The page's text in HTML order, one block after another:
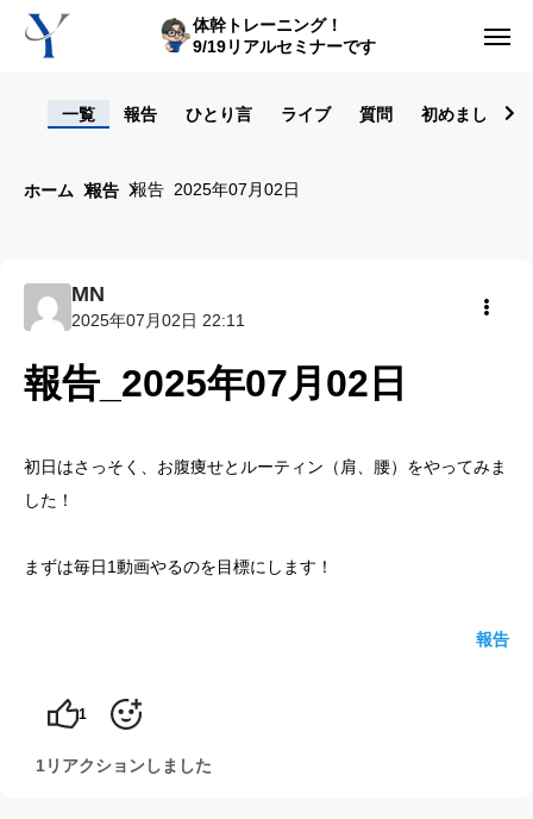
体幹トレーニング！
9/19リアルセミナーです
一覧 報告 ひとり言 ライブ 質問 初めまして！
ホーム 報告 報告_2025年07月02日
MN
2025年07月02日 22:11
報告_2025年07月02日
初日はさっそく、お腹痩せとルーティン（肩、腰）をやってみま
した！
まずは毎日1動画やるのを目標にします！
報告
1
1リアクションしました
ライブレッスン
入会方法
トップ画面ガイド
yoshidaコラム